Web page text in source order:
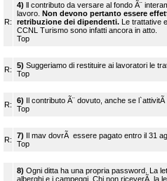
R:
4) ll contributo da versare al fondo Ã¨
lavoro. Non devono pertanto essere
retribuzione dei dipendenti.Le trattative
CCNL Turismo sono infatti ancora in atto.
Top
R: 5) Suggeriamo di restituire ai lavoratori le
Top
R: 6) Il contributo Ã¨ dovuto, anche se
Top
R: 7) Il mav dovrÃ essere pagato entro il 31
Top
8) Ogni ditta ha una propria password. La
alberghi e i campeggi. Chi non riceverÃ la